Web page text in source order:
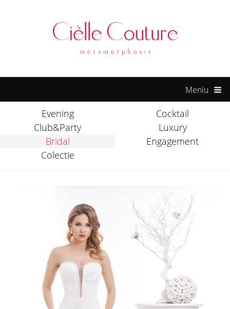
Meniu
Evening
Cocktail
Club&Party
Luxury
Bridal
Engagement
Colectie